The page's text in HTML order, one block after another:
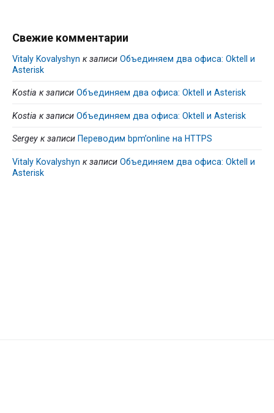
Свежие комментарии
Vitaly Kovalyshyn к записи Объединяем два офиса: Oktell и
Asterisk
Kostia к записи Объединяем два офиса: Oktell и Asterisk
Kostia к записи Объединяем два офиса: Oktell и Asterisk
Sergey к записи Переводим bpm’online на HTTPS
Vitaly Kovalyshyn к записи Объединяем два офиса: Oktell и
Asterisk